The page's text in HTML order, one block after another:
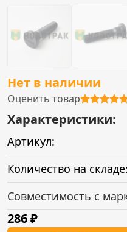
Нет в наличии
Оценить товар
Характеристики:
Артикул:
Количество на складе:
Совместимость с
286₽